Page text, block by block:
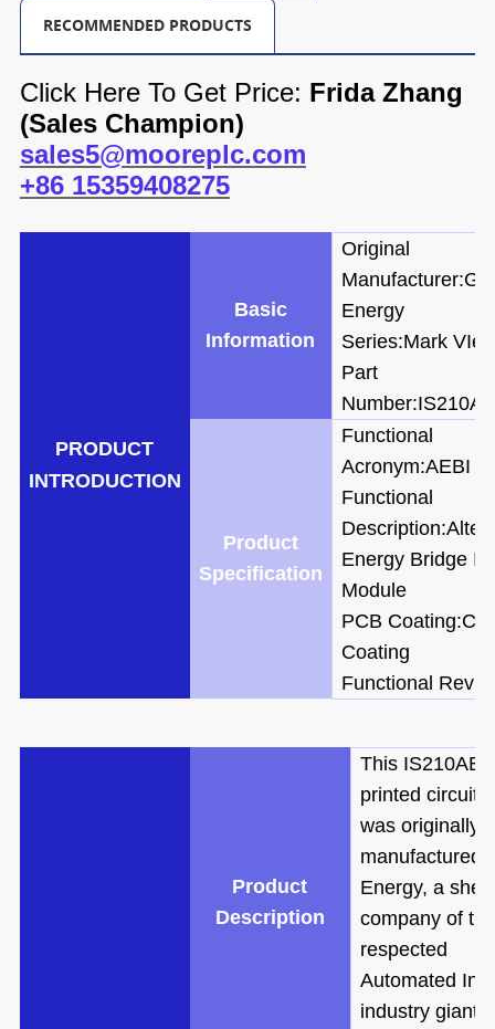
RECOMMENDED PRODUCTS
Click Here To Get Price: Frida Zhang
(Sales Champion)
sales5@mooreplc.com
+86 15359408275
PRODUCT
INTRODUCTION
Basic
Information
Original
Manufacturer:GE
Energy
Series:Mark VIe
Part
Product
Specification
Functional
Acronym:AEBI
Functional
Energy Bridge
Module
PCB
Coating
Functional
Product
Description
This
printed circuit
was originally
manufactured
Energy, a shell
company of the
respected
Automated
industry giant